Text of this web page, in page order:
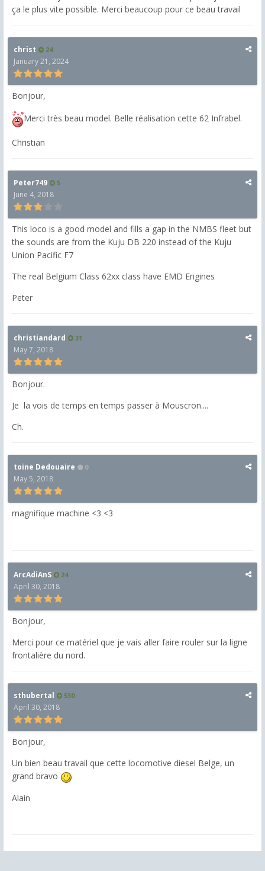
ça le plus vite possible. Merci beaucoup pour ce beau travail
christ 24
January 21, 2024
Bonjour,
Merci très beau model. Belle réalisation cette 62 Infrabel.
Christian
Peter749 5
June 4, 2018
This loco is a good model and fills a gap in the NMBS fleet but
the sounds are from the Kuju DB 220 instead of the Kuju
Union Pacific F7
The real Belgium Class 62xx class have EMD Engines
Peter
christiandard 31
May 7, 2018
Bonjour.
Je la vois de temps en temps passer à Mouscron....
Ch.
toine Dedouaire 0
May 5, 2018
magnifique machine <3 <3
ArcAdiAnS 24
April 30, 2018
Bonjour,
Merci pour ce matériel que je vais aller faire rouler sur la ligne
frontalière du nord.
sthubertal 530
April 30, 2018
Bonjour,
Un bien beau travail que cette locomotive diesel Belge, un
grand bravo
Alain